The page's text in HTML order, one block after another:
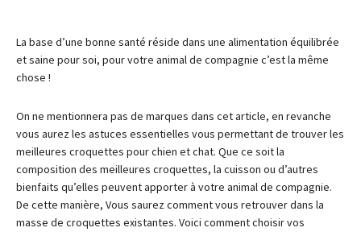
La base d’une bonne santé réside dans une alimentation équilibrée
et saine pour soi, pour votre animal de compagnie c’est la même
chose !
On ne mentionnera pas de marques dans cet article, en revanche
vous aurez les astuces essentielles vous permettant de trouver les
meilleures croquettes pour chien et chat. Que ce soit la
composition des meilleures croquettes, la cuisson ou d’autres
bienfaits qu’elles peuvent apporter à votre animal de compagnie.
De cette manière, Vous saurez comment vous retrouver dans la
masse de croquettes existantes. Voici comment choisir vos